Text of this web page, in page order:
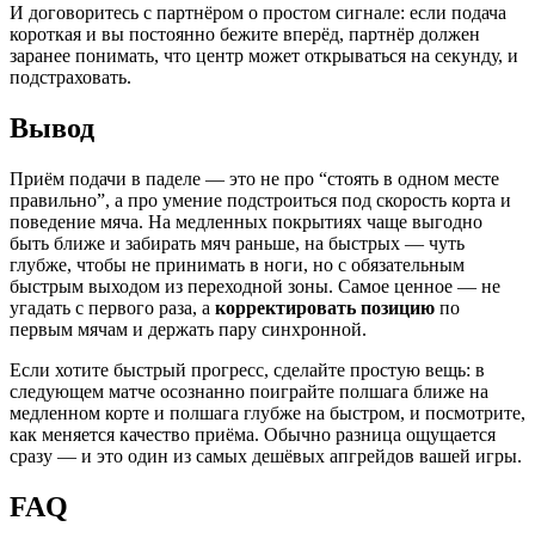
И договоритесь с партнёром о простом сигнале: если подача
короткая и вы постоянно бежите вперёд, партнёр должен
заранее понимать, что центр может открываться на секунду, и
подстраховать.
Вывод
Приём подачи в паделе — это не про “стоять в одном месте
правильно”, а про умение подстроиться под скорость корта и
поведение мяча. На медленных покрытиях чаще выгодно
быть ближе и забирать мяч раньше, на быстрых — чуть
глубже, чтобы не принимать в ноги, но с обязательным
быстрым выходом из переходной зоны. Самое ценное — не
угадать с первого раза, а корректировать позицию по
первым мячам и держать пару синхронной.
Если хотите быстрый прогресс, сделайте простую вещь: в
следующем матче осознанно поиграйте полшага ближе на
медленном корте и полшага глубже на быстром, и посмотрите,
как меняется качество приёма. Обычно разница ощущается
сразу — и это один из самых дешёвых апгрейдов вашей игры.
FAQ